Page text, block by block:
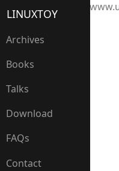
Change src="http://
LINUXTOY
Archives
Books
Talks
Download
FAQs
Contact